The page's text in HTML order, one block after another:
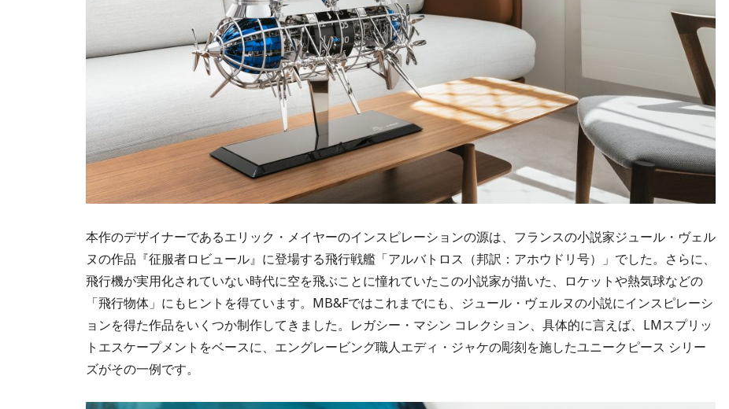
本作のデザイナーであるエリック・メイヤーのインスピレーションの源は、フランスの小説家ジュール・ヴェル
ヌの作品『征服者ロビュール』に登場する飛行戦艦「アルバトロス（邦訳：アホウドリ号）」でした。さらに、
飛行機が実用化されていない時代に空を飛ぶことに憧れていたこの小説家が描いた、ロケットや熱気球などの
「飛行物体」にもヒントを得ています。MB&Fではこれまでにも、ジュール・ヴェルヌの小説にインスピレーシ
ョンを得た作品をいくつか制作してきました。レガシー・マシン コレクション、具体的に言えば、LMスプリッ
トエスケープメントをベースに、エングレービング職人エディ・ジャケの彫刻を施したユニークピース シリー
ズがその一例です。